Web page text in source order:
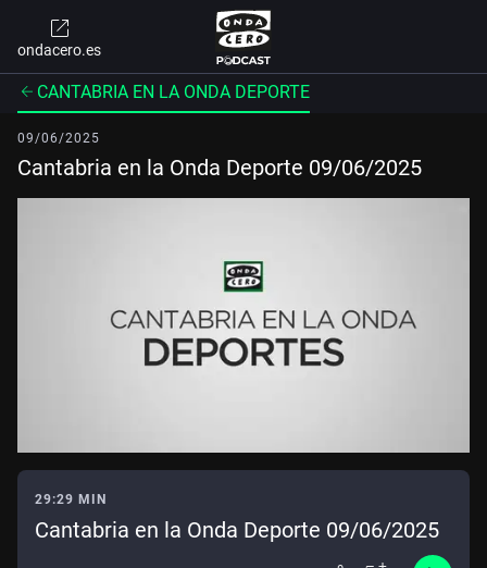
ondacero.es
CANTABRIA EN LA ONDA DEPORTE
09/06/2025
Cantabria en la Onda Deporte 09/06/2025
29:29 MIN
Cantabria en la Onda Deporte 09/06/2025